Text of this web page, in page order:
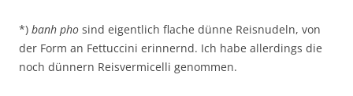
*) banh pho sind eigentlich flache dünne Reisnudeln, von
der Form an Fettuccini erinnernd. Ich habe allerdings die
noch dünnern Reisvermicelli genommen.